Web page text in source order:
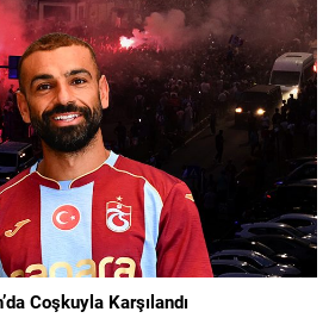
Coşkuyla Karşılandı